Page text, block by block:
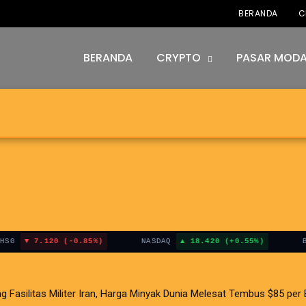
BERANDA
BERANDA CRYPTO PASAR
(-0.85%) NASDAQ 18.420 (+0.55%) BITCOIN
Amblesnya Saham Teknologi Asia dan Guncangan Selat